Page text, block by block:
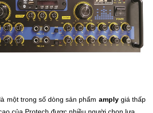
là một trong số dòng sản phẩm amplygiá thấp